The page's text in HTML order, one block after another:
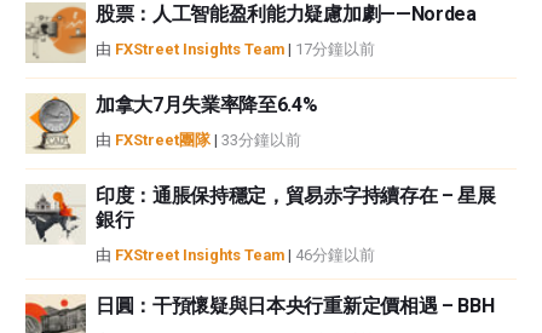
性不作任何陳述。FXStreet和作者將不承擔任何錯誤，遺漏或任何損失，傷害
或損害由此資訊及其顯示或使用引起的。錯誤和遺漏除外。本文作者和
FXStreet並非註冊投資顧問，本文內容無意提供任何投資建議。
股票：人工智能盈利能力疑慮加劇——Nordea
由 FXStreet Insights Team | 17分鐘以前
加拿大7月失業率降至6.4%
由 FXStreet團隊| 33分鐘以前
印度：通脹保持穩定，貿易赤字持續存在 – 星展
銀行
由 FXStreet Insights Team | 46分鐘以前
日圓：干預懷疑與日本央行重新定價相遇 – BBH